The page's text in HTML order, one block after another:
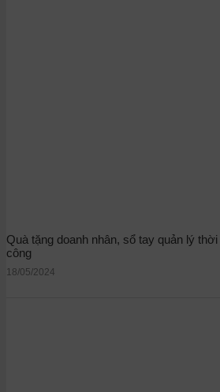
Quà tặng doanh nhân, sổ tay quản lý
công
18/05/2024